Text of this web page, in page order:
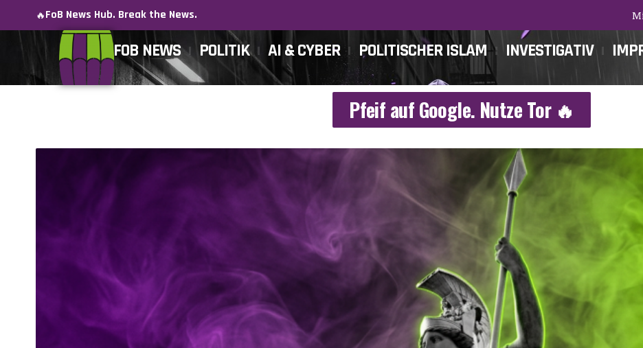
🔥FoB News Hub. Break the News.
FOB NEWS POLITIK AI & CYBER POLITISCHER ISLAM INVESTIGATIV
Pfeif auf Google. Nutze Tor 🔥